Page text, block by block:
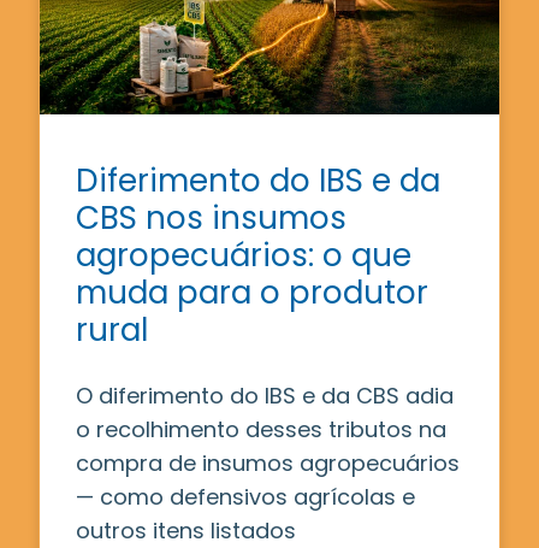
Diferimento do IBS e da
CBS nos insumos
agropecuários: o que
muda para o produtor
rural
O diferimento do IBS e da CBS adia
o recolhimento desses tributos na
compra de insumos agropecuários
— como defensivos agrícolas e
outros itens listados